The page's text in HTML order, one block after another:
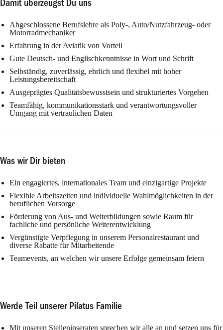
Damit überzeugst Du uns
Abgeschlossene Berufslehre als Poly-, Auto/Nutzfahrzeug- oder
Motorradmechaniker
Erfahrung in der Aviatik von Vorteil
Gute Deutsch- und Englischkenntnisse in Wort und Schrift
Selbständig, zuverlässig, ehrlich und flexibel mit hoher
Leistungsbereitschaft
Ausgeprägtes Qualitätsbewusstsein und strukturiertes Vorgehen
Teamfähig, kommunikationsstark und verantwortungsvoller
Umgang mit vertraulichen Daten
Was wir Dir bieten
Ein engagiertes, internationales Team und einzigartige Projekte
Flexible Arbeitszeiten und individuelle Wahlmöglichkeiten in der
beruflichen Vorsorge
Förderung von Aus- und Weiterbildungen sowie Raum für
fachliche und persönliche Weiterentwicklung
Vergünstigte Verpflegung in unserem Personalrestaurant und
diverse Rabatte für Mitarbeitende
Teamevents, an welchen wir unsere Erfolge gemeinsam feiern
Werde Teil unserer Pilatus Familie
Mit unseren Stelleninseraten sprechen wir alle an und setzen uns für